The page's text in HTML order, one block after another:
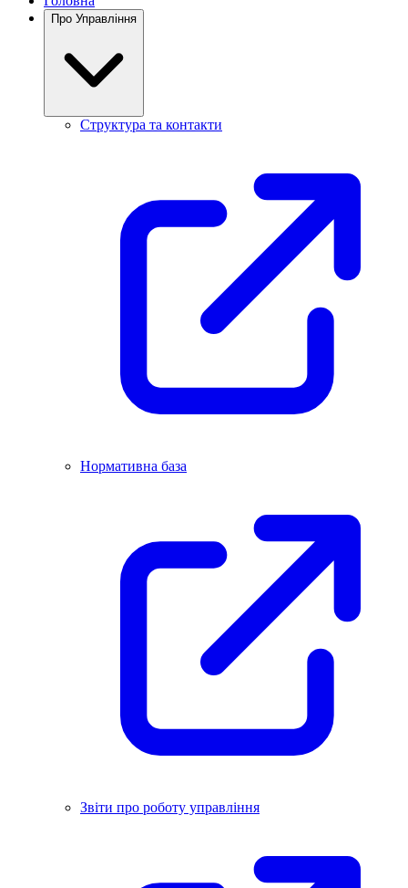
Про Управління
Структура та контакти
Нормативна база
Звіти про роботу управління